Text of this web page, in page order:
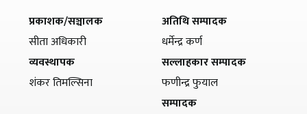
प्रकाशक/सञ्चालक
सीता अधिकारी
व्यवस्थापक
शंकर तिमल्सिना
अतिथि सम्पादक
धर्मेन्द्र कर्ण
सल्लाहकार सम्पादक
फणीन्द्र फुयाल
सम्पादक